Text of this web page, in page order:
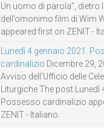
Un uomo di parola”, dietro
dell’omonimo film di Wim
appeared first on ZENIT -
Lunedì 4 gennaio 2021:
cardinalizio Dicembre 29,
Avviso dell’Ufficio delle
Liturgiche The post Lunedì
Possesso cardinalizio
ZENIT - Italiano.